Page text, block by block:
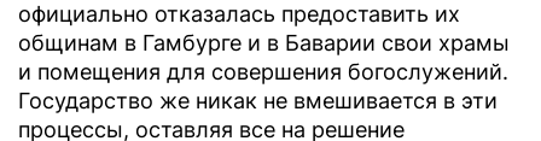
официально отказалась предоставить их
общинам в Гамбурге и в Баварии свои храмы
и помещения для совершения богослужений.
Государство же никак не вмешивается в эти
процессы, оставляя все на решение